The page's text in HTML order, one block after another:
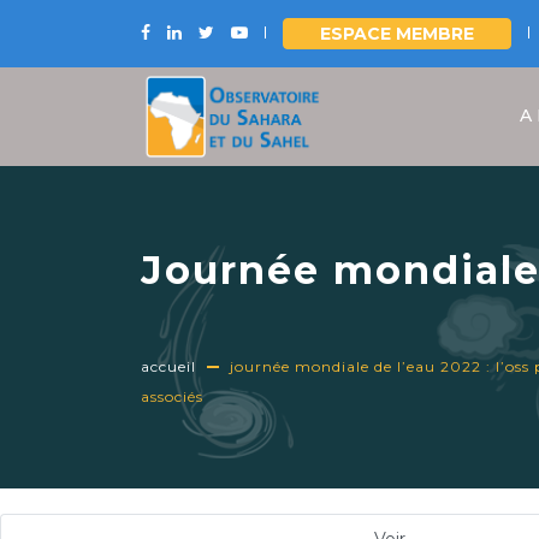
principal
ESPACE MEMBRE
A
Journée mondiale
intégrée des
restauration des
accueil
journée mondiale de l’eau 2022 :
associés